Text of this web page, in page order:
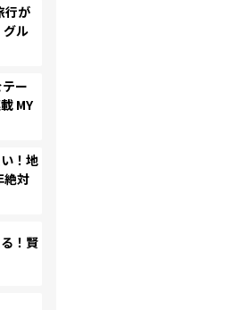
行が
グル
ー
MY
！地
絶対
！賢